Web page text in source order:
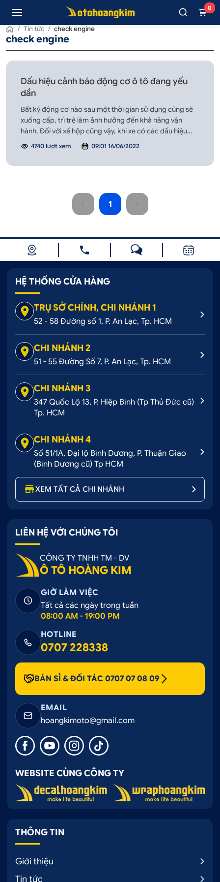
0
/ Tin tức / check engine
check engine
Dấu hiệu cảnh báo động cơ ô tô đang yếu
dần
Bất kỳ động cơ nào sau một thời gian sử dụng cũng sẽ
xuống cấp, trì trệ làm ảnh hưởng đến khả năng vận
hành. Đối với xế hộp cũng vậy, khi xe có các dấu hiệu
như: tốc độ chậm, vô lăng rung lắc, khí thải có vấn đề…
4740 lượt xem 09:01 16/06/2022
1
HỆ THỐNG CỬA HÀNG
TRỤ SỞ CHÍNH, CHI NHÁNH 1
52 - 58 Đường số 1, P. An Lạc, Tp. HCM
CHI NHÁNH 2
51 - 55 Đường Số 7, P. An Lạc, Tp. HCM
CHI NHÁNH 3
347 Quốc Lộ 13, P. Hiệp Bình (Tp Thủ Đức cũ)
Tp. HCM
CHI NHÁNH 4
Số 51/1A, Đại lộ Bình Dương, P. Thuận Giao
(Bình Dương cũ) Tp HCM
XEM TẤT CẢ CHI NHÁNH
LIÊN HỆ VỚI CHÚNG TÔI
CÔNG TY TNHH TM - DV
Ô TÔ HOÀNG KIM
GIỜ LÀM VIỆC
Tất cả các ngày trong tuần
08:00 AM - 19:00 PM
HOTLINE
0707 228338
BÁN SỈ & ĐỐI TÁC 0707 07 08 09
EMAIL
hoangkimoto@gmail.com
WEBSITE CÙNG CÔNG TY
THÔNG TIN
Giới thiệu
Tin tức